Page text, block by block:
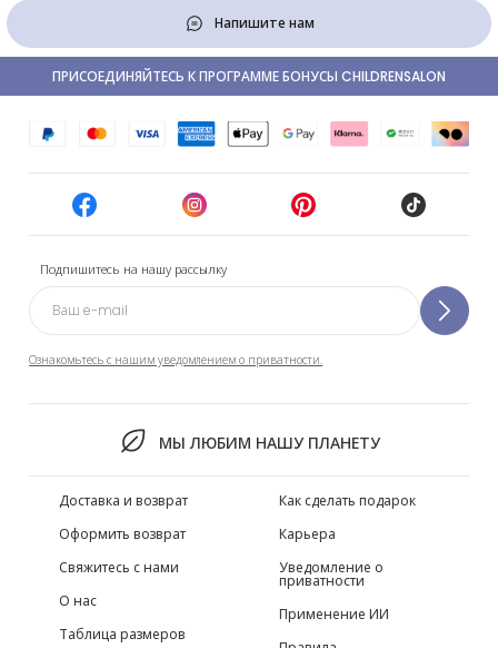
Напишите нам
Подпишитесь на нашу рассылку
Ознакомьтесь с нашим уведомлением о приватности.
МЫ ЛЮБИМ НАШУ ПЛАНЕТУ
ПРИСОЕДИНЯЙТЕСЬ К ПРОГРАММЕ БОНУСЫ CHILDRENSALON
Доставка и возврат
Оформить возврат
Свяжитесь с нами
О нас
Таблица размеров
Как сделать подарок
Карьера
Уведомление о
приватности
Применение ИИ